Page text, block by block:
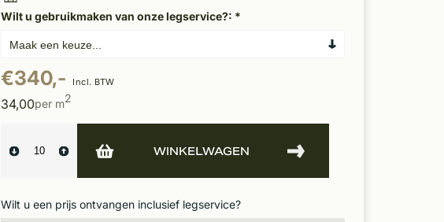
Wilt u gebruikmaken van onze legservice?: *
€340,- Incl. BTW
34,00per m2
WINKELWAGEN
Wilt u een prijs ontvangen inclusief legservice?